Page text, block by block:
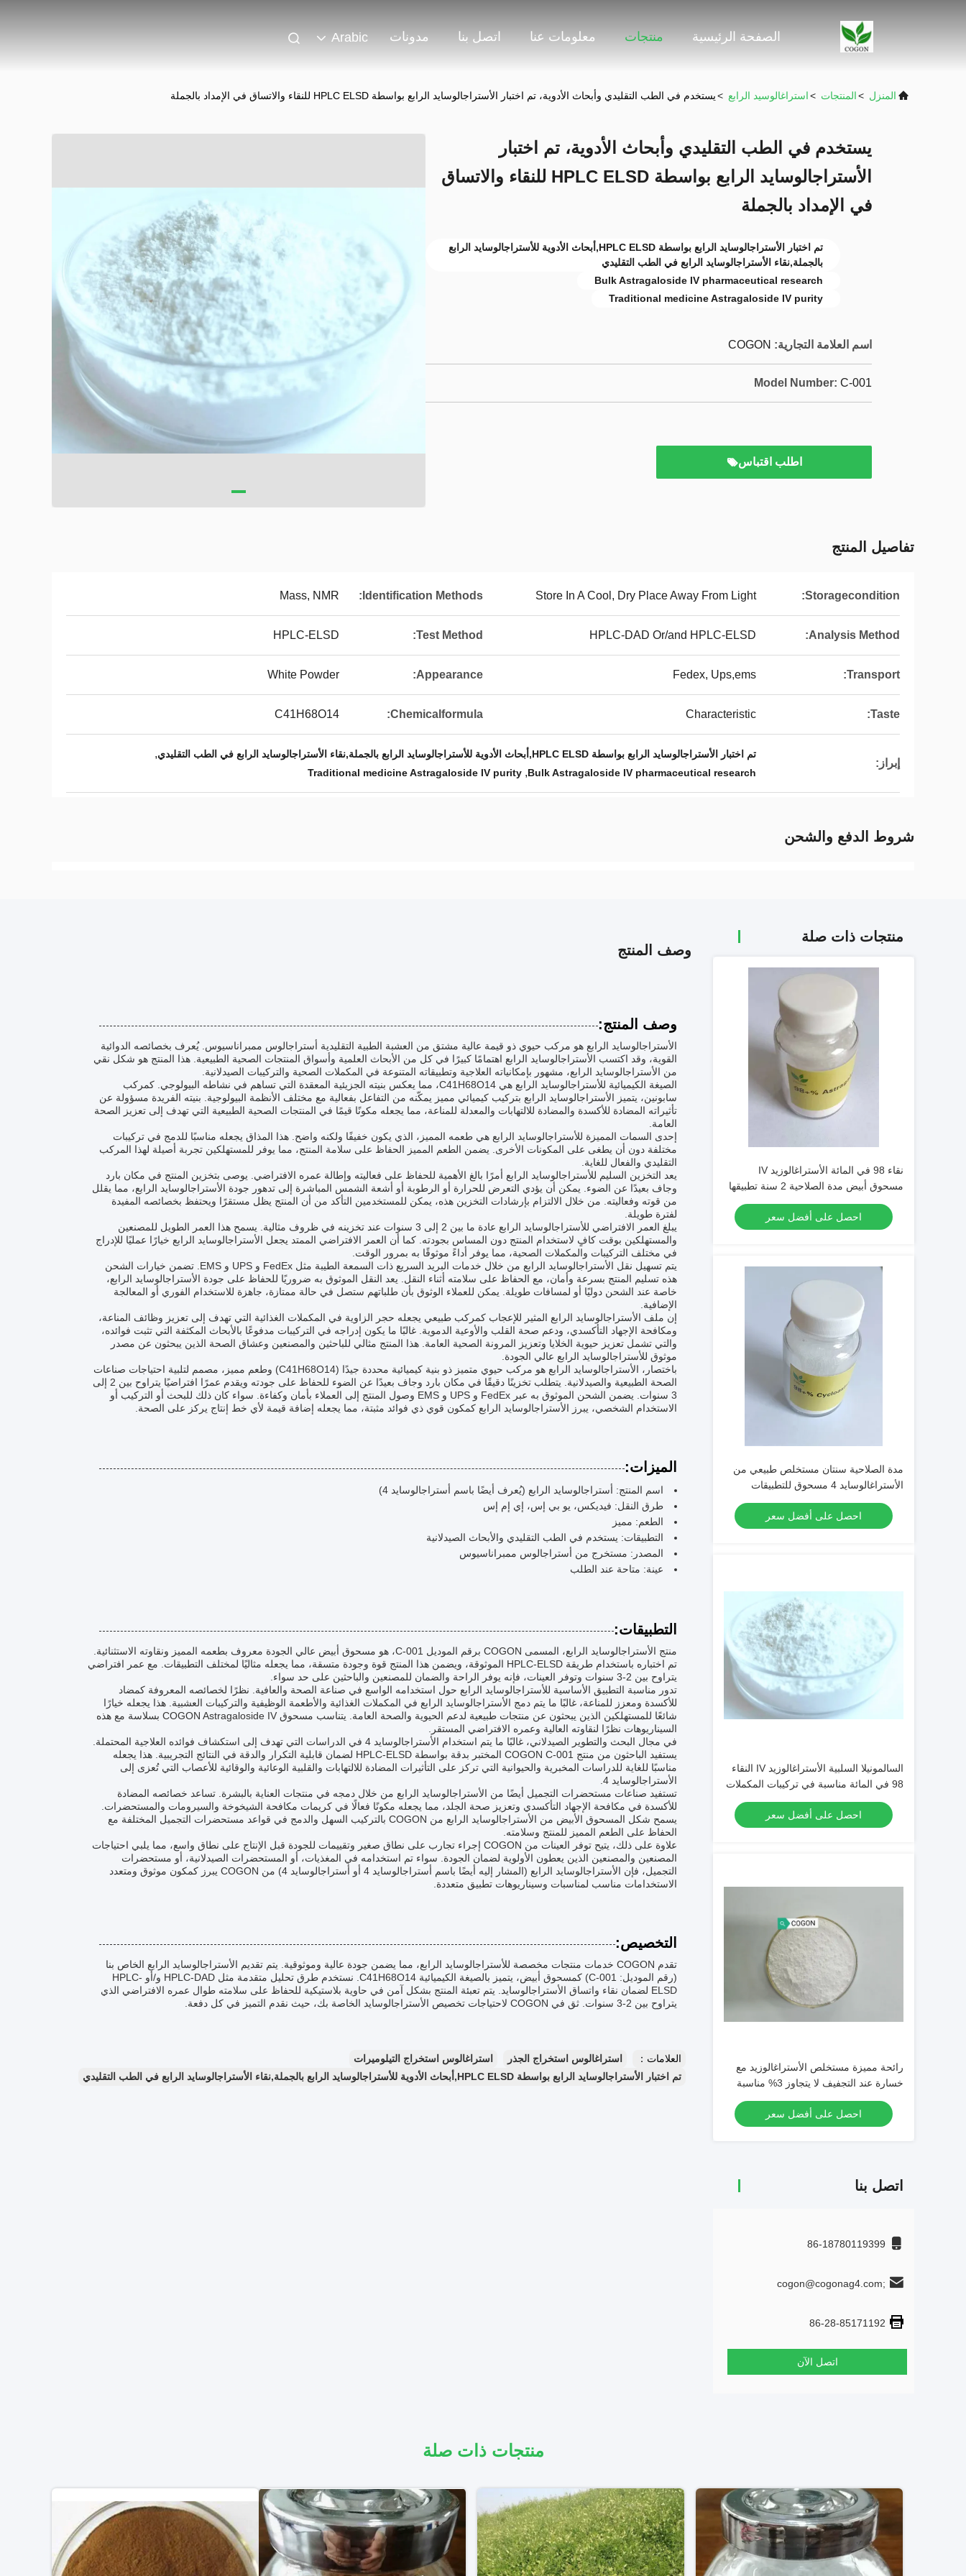
الصفحة الرئيسية منتجات معلومات عنا اتصل بنا مدونات Arabic
المنزل >المنتجات >استراغالوسيد الرابع >يستخدم في الطب التقليدي وأبحاث الأدوية، تم اختبار الأستراجالوسايد الرابع بواسطة HPLC ELSD للنقاء والاتساق في الإمداد بالجملة
يستخدم في الطب التقليدي وأبحاث الأدوية، تم اختبار
الأستراجالوسايد الرابع بواسطة HPLC ELSD للنقاء والاتساق
في الإمداد بالجملة
تم اختبار الأستراجالوسايد الرابع بواسطة HPLC ELSD,أبحاث الأدوية للأستراجالوسايد الرابع
بالجملة,نقاء الأستراجالوسايد الرابع في الطب التقليدي
Bulk Astragaloside IV pharmaceutical research
Traditional medicine Astragaloside IV purity
اسم العلامة التجارية: COGON
Model Number: C-001
اطلب اقتباس
تفاصيل المنتج
Storagecondition:
Store In A Cool, Dry Place Away From Light
Identification Methods:
Mass, NMR
Analysis Method:
HPLC-DAD Or/and HPLC-ELSD
Test Method:
HPLC-ELSD
Transport:
Fedex, Ups,ems
Appearance:
White Powder
Taste:
Characteristic
Chemicalformula:
C41H68O14
إبراز:
تم اختبار الأستراجالوسايد الرابع بواسطة HPLC ELSD,أبحاث الأدوية للأستراجالوسايد الرابع بالجملة,نقاء الأستراجالوسايد الرابع في الطب التقليدي ,
Bulk Astragaloside IV pharmaceutical research
,
Traditional medicine Astragaloside IV purity
شروط الدفع والشحن
منتجات ذات صلة
نقاء 98 في المائة الأستراغالوزيد IV
مسحوق أبيض مدة الصلاحية 2 سنة تطبيقها
في المستخلصات النباتية والبحث العلمي
احصل على أفضل سعر
مدة الصلاحية سنتان مستخلص طبيعي من
الأستراغالوسايد 4 مسحوق للتطبيقات
الصيدلانية والتركيبات الغذائية
احصل على أفضل سعر
السالمونيلا السلبية الأستراغالوزيد IV النقاء
98 في المائة مناسبة في تركيبات المكملات
التغذوية والجملية
احصل على أفضل سعر
رائحة مميزة مستخلص الأستراغالوزيد مع
خسارة عند التجفيف لا يتجاوز 3% مناسبة
لإنتاج المكملات الغذائية
احصل على أفضل سعر
اتصل بنا
86-18780119399
cogon@cogonag4.com;
86-28-85171192
اتصل الآن
وصف المنتج
وصف المنتج:
الأستراجالوسايد الرابع هو مركب حيوي ذو قيمة عالية مشتق من العشبة الطبية التقليدية أستراجالوس ممبراناسيوس. يُعرف بخصائصه الدوائية
القوية، وقد اكتسب الأستراجالوسايد الرابع اهتمامًا كبيرًا في كل من الأبحاث العلمية وأسواق المنتجات الصحية الطبيعية. هذا المنتج هو شكل نقي
من الأستراجالوسايد الرابع، مشهور بإمكانياته العلاجية وتطبيقاته المتنوعة في المكملات الصحية والتركيبات الصيدلانية.
الصيغة الكيميائية للأستراجالوسايد الرابع هي C41H68O14، مما يعكس بنيته الجزيئية المعقدة التي تساهم في نشاطه البيولوجي. كمركب
سابونين، يتميز الأستراجالوسايد الرابع بتركيب كيميائي مميز يمكّنه من التفاعل بفعالية مع مختلف الأنظمة البيولوجية. بنيته الفريدة مسؤولة عن
تأثيراته المضادة للأكسدة والمضادة للالتهابات والمعدلة للمناعة، مما يجعله مكونًا قيمًا في المنتجات الصحية الطبيعية التي تهدف إلى تعزيز الصحة
العامة.
إحدى السمات المميزة للأستراجالوسايد الرابع هي طعمه المميز، الذي يكون خفيفًا ولكنه واضح. هذا المذاق يجعله مناسبًا للدمج في تركيبات
مختلفة دون أن يطغى على المكونات الأخرى. يضمن الطعم المميز الحفاظ على سلامة المنتج، مما يوفر للمستهلكين تجربة أصيلة لهذا المركب
التقليدي والفعال للغاية.
يعد التخزين السليم للأستراجالوسايد الرابع أمرًا بالغ الأهمية للحفاظ على فعاليته وإطالة عمره الافتراضي. يوصى بتخزين المنتج في مكان بارد
وجاف بعيدًا عن الضوء. يمكن أن يؤدي التعرض للحرارة أو الرطوبة أو أشعة الشمس المباشرة إلى تدهور جودة الأستراجالوسايد الرابع، مما يقلل
من قوته وفعاليته. من خلال الالتزام بإرشادات التخزين هذه، يمكن للمستخدمين التأكد من أن المنتج يظل مستقرًا ويحتفظ بخصائصه المفيدة
لفترة طويلة.
يبلغ العمر الافتراضي للأستراجالوسايد الرابع عادة ما بين 2 إلى 3 سنوات عند تخزينه في ظروف مثالية. يسمح هذا العمر الطويل للمصنعين
والمستهلكين بوقت كافٍ لاستخدام المنتج دون المساس بجودته. كما أن العمر الافتراضي الممتد يجعل الأستراجالوسايد الرابع خيارًا عمليًا للإدراج
في مختلف التركيبات والمكملات الصحية، مما يوفر أداءً موثوقًا به بمرور الوقت.
يتم تسهيل نقل الأستراجالوسايد الرابع من خلال خدمات البريد السريع ذات السمعة الطيبة مثل FedEx و UPS و EMS. تضمن خيارات الشحن
هذه تسليم المنتج بسرعة وأمان، مع الحفاظ على سلامته أثناء النقل. يعد النقل الموثوق به ضروريًا للحفاظ على جودة الأستراجالوسايد الرابع،
خاصة عند الشحن دوليًا أو لمسافات طويلة. يمكن للعملاء الوثوق بأن طلباتهم ستصل في حالة ممتازة، جاهزة للاستخدام الفوري أو المعالجة
الإضافية.
إن ملف الأستراجالوسايد الرابع المثير للإعجاب كمركب طبيعي يجعله حجر الزاوية في المكملات الغذائية التي تهدف إلى تعزيز وظائف المناعة،
ومكافحة الإجهاد التأكسدي، ودعم صحة القلب والأوعية الدموية. غالبًا ما يكون إدراجه في التركيبات مدفوعًا بالأبحاث المكثفة التي تثبت فوائده،
والتي تشمل تعزيز حيوية الخلايا وتعزيز المرونة الصحية العامة. هذا المنتج مثالي للباحثين والمصنعين وعشاق الصحة الذين يبحثون عن مصدر
موثوق للأستراجالوسايد الرابع عالي الجودة.
باختصار، الأستراجالوسايد الرابع هو مركب حيوي متميز ذو بنية كيميائية محددة جيدًا (C41H68O14) وطعم مميز، مصمم لتلبية احتياجات صناعات
الصحة الطبيعية والصيدلانية. يتطلب تخزينًا دقيقًا في مكان بارد وجاف بعيدًا عن الضوء للحفاظ على جودته ويقدم عمرًا افتراضيًا يتراوح بين 2 إلى
3 سنوات. يضمن الشحن الموثوق به عبر FedEx و UPS و EMS وصول المنتج إلى العملاء بأمان وكفاءة. سواء كان ذلك للبحث أو التركيب أو
الاستخدام الشخصي، يبرز الأستراجالوسايد الرابع كمكون قوي ذي فوائد مثبتة، مما يجعله إضافة قيمة لأي خط إنتاج يركز على الصحة.
الميزات:
اسم المنتج: أستراجالوسايد الرابع (يُعرف أيضًا باسم أستراجالوسايد 4)
طرق النقل: فيديكس، يو بي إس، إي إم إس
الطعم: مميز
التطبيقات: يستخدم في الطب التقليدي والأبحاث الصيدلانية
المصدر: مستخرج من أستراجالوس ممبراناسيوس
عينة: متاحة عند الطلب
التطبيقات:
منتج الأستراجالوسايد الرابع، المسمى COGON برقم الموديل C-001، هو مسحوق أبيض عالي الجودة معروف بطعمه المميز ونقاوته الاستثنائية.
تم اختباره باستخدام طريقة HPLC-ELSD الموثوقة، ويضمن هذا المنتج قوة وجودة متسقة، مما يجعله مثاليًا لمختلف التطبيقات. مع عمر افتراضي
يتراوح بين 2-3 سنوات وتوفر العينات، فإنه يوفر الراحة والضمان للمصنعين والباحثين على حد سواء.
تدور مناسبة التطبيق الأساسية للأستراجالوسايد الرابع حول استخدامه الواسع في صناعة الصحة والعافية. نظرًا لخصائصه المعروفة كمضاد
للأكسدة ومعزز للمناعة، غالبًا ما يتم دمج الأستراجالوسايد الرابع في المكملات الغذائية والأطعمة الوظيفية والتركيبات العشبية. هذا يجعله خيارًا
شائعًا للمستهلكين الذين يبحثون عن منتجات طبيعية لدعم الحيوية والصحة العامة. يتناسب مسحوق COGON Astragaloside IV بسلاسة مع هذه
السيناريوهات نظرًا لنقاوته العالية وعمره الافتراضي المستقر.
في مجال البحث والتطوير الصيدلاني، غالبًا ما يتم استخدام الأستراجالوسايد 4 في الدراسات التي تهدف إلى استكشاف فوائده العلاجية المحتملة.
يستفيد الباحثون من منتج COGON C-001 المختبر بدقة بواسطة HPLC-ELSD لضمان قابلية التكرار والدقة في النتائج التجريبية. هذا يجعله
مناسبًا للغاية للدراسات المخبرية والحيوانية التي تركز على التأثيرات المضادة للالتهابات والقلبية الوعائية والوقائية للأعصاب التي تُعزى إلى
الأستراجالوسايد 4.
تستفيد صناعات مستحضرات التجميل أيضًا من الأستراجالوسايد الرابع من خلال دمجه في منتجات العناية بالبشرة. تساعد خصائصه المضادة
للأكسدة في مكافحة الإجهاد التأكسدي وتعزيز صحة الجلد، مما يجعله مكونًا فعالًا في كريمات مكافحة الشيخوخة والسيرومات والمستحضرات.
يسمح شكل المسحوق الأبيض من الأستراجالوسايد الرابع من COGON بالتركيب السهل والدمج في قواعد مستحضرات التجميل المختلفة مع
الحفاظ على الطعم المميز للمنتج وسلامته.
علاوة على ذلك، يتيح توفر العينات من COGON إجراء تجارب على نطاق صغير وتقييمات للجودة قبل الإنتاج على نطاق واسع، مما يلبي احتياجات
المصنعين والمصنعين الذين يعطون الأولوية لضمان الجودة. سواء تم استخدامه في المغذيات، أو المستحضرات الصيدلانية، أو مستحضرات
التجميل، فإن الأستراجالوسايد الرابع (المشار إليه أيضًا باسم أستراجالوسايد 4 أو أستراجالوسايد 4) من COGON يبرز كمكون موثوق ومتعدد
الاستخدامات مناسب لمناسبات وسيناريوهات تطبيق متعددة.
التخصيص:
تقدم COGON خدمات منتجات مخصصة للأستراجالوسايد الرابع، مما يضمن جودة عالية وموثوقية. يتم تقديم الأستراجالوسايد الرابع الخاص بنا
(رقم الموديل: C-001) كمسحوق أبيض، يتميز بالصيغة الكيميائية C41H68O14. نستخدم طرق تحليل متقدمة مثل HPLC-DAD و/أو HPLC-
ELSD لضمان نقاء واتساق الأستراجالوسايد. يتم تعبئة المنتج بشكل آمن في حاوية بلاستيكية للحفاظ على سلامته طوال عمره الافتراضي الذي
يتراوح بين 2-3 سنوات. ثق في COGON لاحتياجات تخصيص الأستراجالوسايد الخاصة بك، حيث نقدم التميز في كل دفعة.
العلامات： استراغالوس استخراج الجذر
استراغالوس استخراج التيلوميرات
تم اختبار الأستراجالوسايد الرابع بواسطة HPLC ELSD,أبحاث الأدوية للأستراجالوسايد الرابع بالجملة,نقاء الأستراجالوسايد الرابع في الطب التقليدي
منتجات ذات صلة